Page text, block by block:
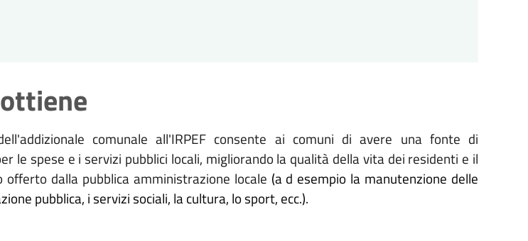
comunale all'IRPEF consente ai comuni di avere una fonte di
le spese e i servizi pubblici locali, migliorando la qualità della vita dei residenti e il
offerto dalla pubblica amministrazione locale (a d esempio la manutenzione delle
pubblica, i servizi sociali, la cultura, lo sport, ecc.).